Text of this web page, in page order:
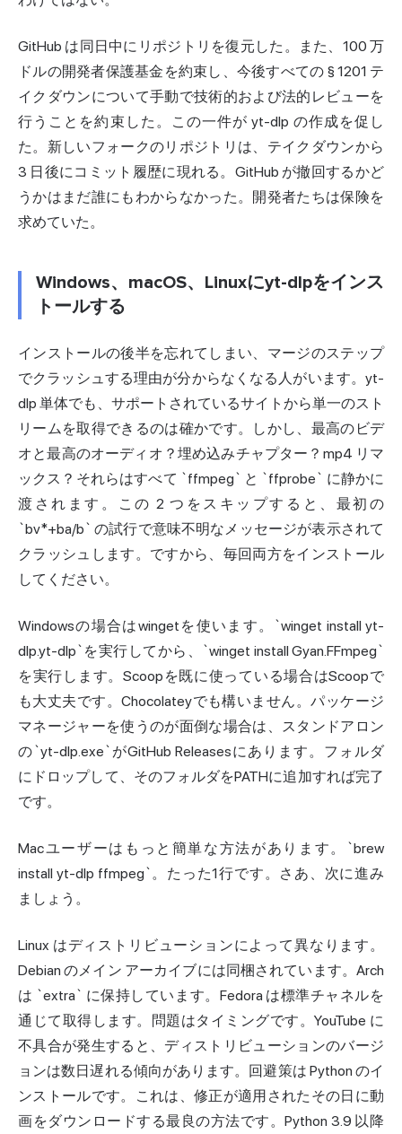
GitHub は同日中にリポジトリを復元した。また、100 万
ドルの開発者保護基金を約束し、今後すべての § 1201 テ
イクダウンについて手動で技術的および法的レビューを
行うことを約束した。この一件が yt-dlp の作成を促し
た。新しいフォークのリポジトリは、テイクダウンから
3 日後にコミット履歴に現れる。GitHub が撤回するかど
うかはまだ誰にもわからなかった。開発者たちは保険を
求めていた。
Windows、macOS、Linuxにyt-dlpをインス
トールする
インストールの後半を忘れてしまい、マージのステップ
でクラッシュする理由が分からなくなる人がいます。yt-
dlp 単体でも、サポートされているサイトから単一のスト
リームを取得できるのは確かです。しかし、最高のビデ
オと最高のオーディオ？埋め込みチャプター？mp4 リマ
ックス？それらはすべて `ffmpeg` と `ffprobe` に静かに
渡されます。この 2 つをスキップすると、最初の
`bv*+ba/b` の試行で意味不明なメッセージが表示されて
クラッシュします。ですから、毎回両方をインストール
してください。
Windowsの場合はwingetを使います。`winget install yt-
dlp.yt-dlp`を実行してから、`winget install Gyan.FFmpeg`
を実行します。Scoopを既に使っている場合はScoopで
も大丈夫です。Chocolateyでも構いません。パッケージ
マネージャーを使うのが面倒な場合は、スタンドアロン
の`yt-dlp.exe`がGitHub Releasesにあります。フォルダ
にドロップして、そのフォルダをPATHに追加すれば完了
です。
Macユーザーはもっと簡単な方法があります。`brew
install yt-dlp ffmpeg`。たった1行です。さあ、次に進み
ましょう。
Linux はディストリビューションによって異なります。
Debian のメイン アーカイブには同梱されています。Arch
は `extra` に保持しています。Fedora は標準チャネルを
通じて取得します。問題はタイミングです。YouTube に
不具合が発生すると、ディストリビューションのバージ
ョンは数日遅れる傾向があります。回避策は Python のイ
ンストールです。これは、修正が適用されたその日に動
画をダウンロードする最良の方法です。Python 3.9 以降